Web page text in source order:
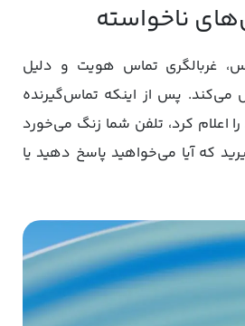
ناخواسته
غربالگری تماس هویت و دلیل
پس از اینکه تماس‌گیرنده
اعلام کرد، تلفن شما زنگ می‌خورد
که آیا می‌خواهید پاسخ دهید یا